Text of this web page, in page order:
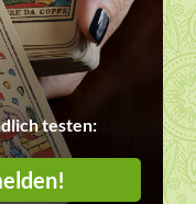
testen: